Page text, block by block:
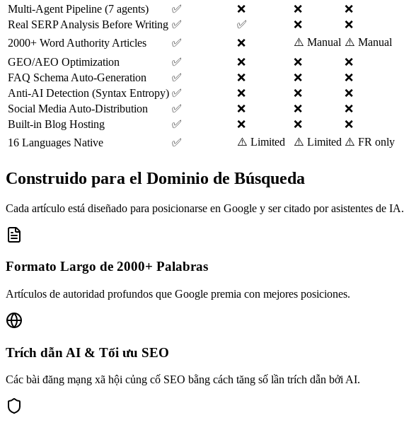
Multi-Agent Pipeline (7 agents)
✅ ❌ ❌
❌
Real SERP Analysis Before Writing ✅ ✅ ❌
❌
2000+ Word Authority Articles
✅ ❌ ⚠️ Manual ⚠️ Manual
GEO/AEO Optimization
✅ ❌ ❌
❌
FAQ Schema Auto-Generation
✅ ❌ ❌
❌
Anti-AI Detection (Syntax Entropy) ✅ ❌ ❌
❌
Social Media Auto-Distribution
✅ ❌ ❌
❌
Built-in Blog Hosting
✅ ❌ ❌
❌
16 Languages Native
✅ ⚠️ Limited ⚠️ Limited ⚠️ FR only
Construido para el Dominio de Búsqueda
Cada artículo está diseñado para posicionarse en Google y ser citado por asistentes de IA.
Formato Largo de 2000+ Palabras
Artículos de autoridad profundos que Google premia con mejores posiciones.
Trích dẫn AI & Tối ưu SEO
Các bài đăng mạng xã hội củng cố SEO bằng cách tăng số lần trích dẫn bởi AI.